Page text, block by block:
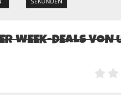
WEEK-DEALS VON